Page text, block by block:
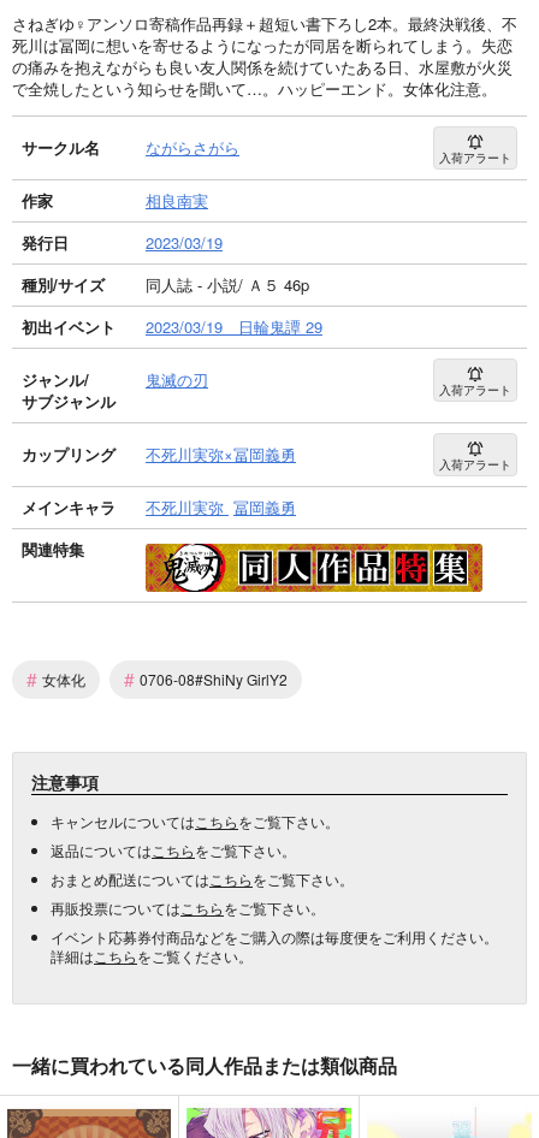
さねぎゆ♀アンソロ寄稿作品再録＋超短い書下ろし2本。最終決戦後、不
死川は冨岡に想いを寄せるようになったが同居を断られてしまう。失恋
の痛みを抱えながらも良い友人関係を続けていたある日、水屋敷が火災
で全焼したという知らせを聞いて…。ハッピーエンド。女体化注意。
サークル名 ながらさがら 入荷アラート
作家
相良南実
発行日
2023/03/19
種別/サイズ
同人誌 - 小説/ Ａ５ 46p
初出イベント
2023/03/19 日輪鬼譚 29
ジャンル/
サブジャンル
鬼滅の刃 入荷アラート
カップリング 不死川実弥×冨岡義勇 入荷アラート
メインキャラ 不死川実弥 冨岡義勇
関連特集
# 女体化 # 0706-08#ShiNy GirlY2
注意事項
キャンセルについては こちらをご覧下さい。
返品については こちらをご覧下さい。
おまとめ配送については こちらをご覧下さい。
再販投票については こちらをご覧下さい。
イベント応募券付商品などをご購入の際は毎度便をご利用ください。
詳細は こちらをご覧ください。
一緒に買われている同人作品または類似商品